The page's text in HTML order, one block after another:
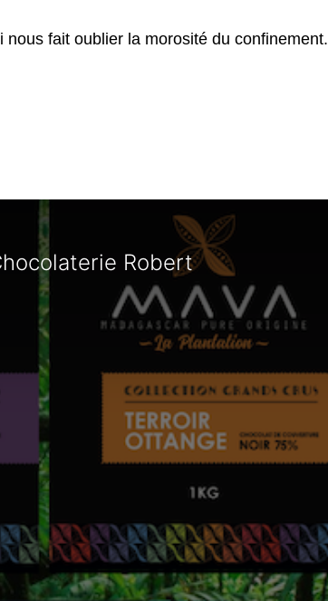
nous fait oublier la morosité du confinement.
Robert